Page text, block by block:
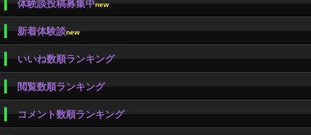
体験談投稿募集中new
新着体験談new
いいね数順ランキング
閲覧数順ランキング
コメント数順ランキング